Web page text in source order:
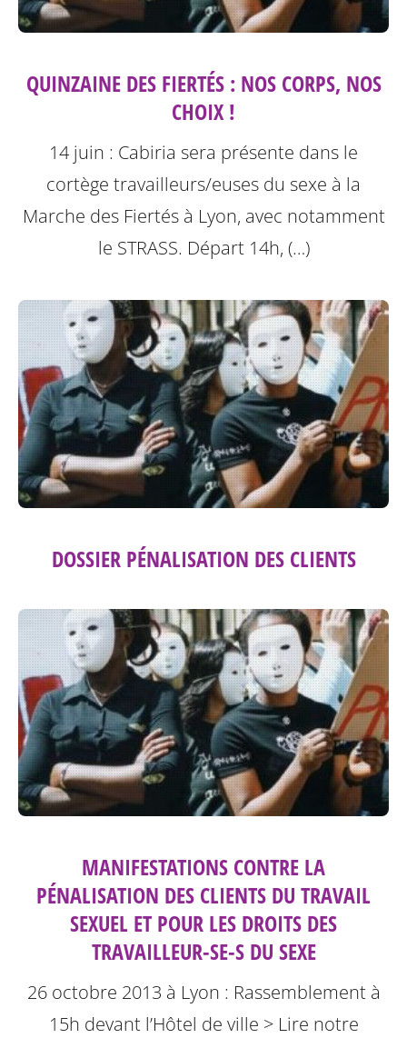
QUINZAINE DES FIERTÉS : NOS CORPS, NOS
CHOIX !
14 juin : Cabiria sera présente dans le
cortège travailleurs/euses du sexe à la
Marche des Fiertés à Lyon, avec notamment
le STRASS. Départ 14h, (…)
DOSSIER PÉNALISATION DES CLIENTS
MANIFESTATIONS CONTRE LA
PÉNALISATION DES CLIENTS DU TRAVAIL
SEXUEL ET POUR LES DROITS DES
TRAVAILLEUR-SE-S DU SEXE
26 octobre 2013 à Lyon : Rassemblement à
15h devant l’Hôtel de ville > Lire notre